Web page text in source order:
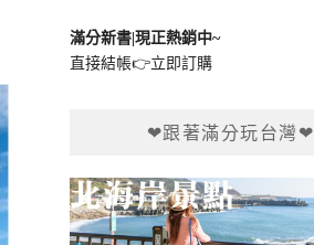
滿分新書|現正熱銷中~
直接結帳👉立即訂購
❤跟著滿分玩台灣❤